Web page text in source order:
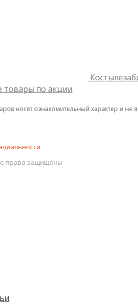
товары по акции
носят ознакомительный характер и не
права защищены